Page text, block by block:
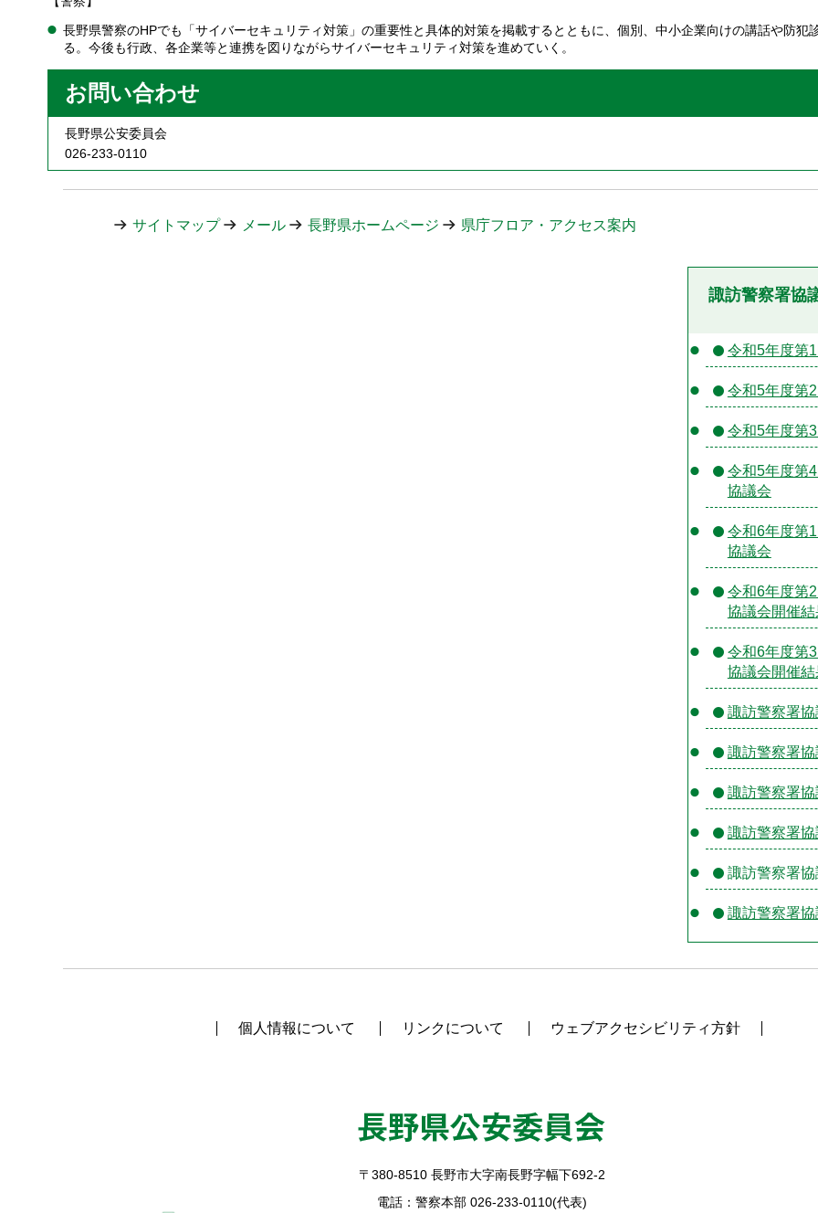
長野県警察のHPでも「サイバーセキュリティ対策」の重要性と具体的対策を掲載するとともに、個別、中小企業向けの講話や防犯
る。今後も行政、各企業等と連携を図りながらサイバーセキュリティ対策を進めていく。
お問い合わせ
長野県公安委員会
026-233-0110
諏訪警察署協
令和5年度第1
令和5年度第2
令和5年度第3
令和5年度第
協議会
令和6年度第
協議会
令和6年度第
協議会開催結
令和6年度第
協議会開催結
諏訪警察署
諏訪警察署
諏訪警察署
諏訪警察署
諏訪警察署
諏訪警察署
サイトマップ メール 長野県ホームページ 県庁フロア・アクセス案内
個人情報について リンクについて ウェブアクセシビリティ方針
〒380-8510長野市大字南長野字幅下692-2
電話：警察本部 026-233-0110(代表)